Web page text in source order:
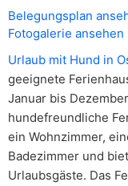
Belegungsplan
Fotogalerie ansehen
Urlaub mit Hund in
geeignete
Januar bis
hundefreundliche
ein Wohnzimmer,
Badezimmer und
Urlaubsgäste. Das